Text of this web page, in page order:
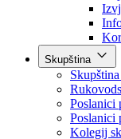
Skupština